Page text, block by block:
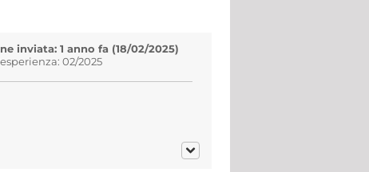
inviata: 1 anno fa (18/02/2025)
02/2025